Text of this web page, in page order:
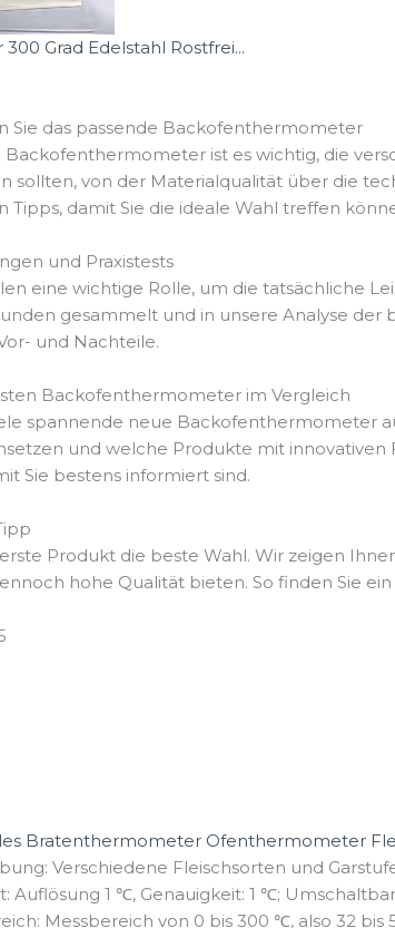
Grad Edelstahl Rostfrei...
Sie das passende Backofenthermometer
Backofenthermometer ist es wichtig, die
sollten, von der Materialqualität über die
Tipps, damit Sie die ideale Wahl treffen
und Praxistests
eine wichtige Rolle, um die tatsächliche
gesammelt und in unsere Analyse
und Nachteile.
Backofenthermometer im Vergleich
spannende neue Backofenthermometer
und welche Produkte mit
Sie bestens informiert sind.
Produkt die beste Wahl. Wir zeigen
hohe Qualität bieten. So finden Sie
Bratenthermometer Ofenthermometer
Verschiedene Fleischsorten und
Auflösung 1 ℃, Genauigkeit: 1 ℃;
Messbereich von 0 bis 300 ℃, also 32 bis